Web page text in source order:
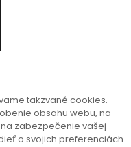
takzvané cookies.
obsahu webu, na
zabezpečenie vašej
o svojich preferenciách.